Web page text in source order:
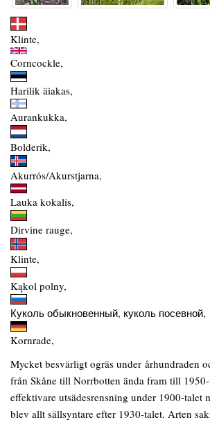
Klinte,
Corncockle,
Harilik äiakas,
Aurankukka,
Bolderik,
Akurrós/Akurstjarna,
Lauka kokalis,
Dirvine rauge,
Klinte,
Kąkol polny,
Куколь обыкновенный, куколь посевной,
Kornrade,
Mycket besvärligt ogräs under århundraden
från Skåne till Norrbotten ända fram till
effektivare utsädesrensning under 1900-talet
blev allt sällsyntare efter 1930-talet. Arten